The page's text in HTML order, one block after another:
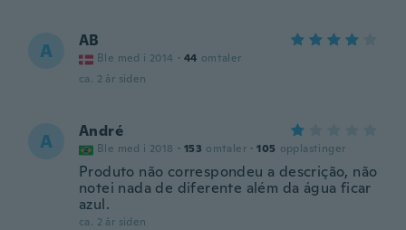
A AB
Ble med i 2014 · 44 omtaler
ca. 2 år siden
A André
Ble med i 2018 · 153 omtaler · 105 opplastinger
Produto não correspondeu a descrição, não
notei nada de diferente além da água ficar
azul.
ca. 2 år siden